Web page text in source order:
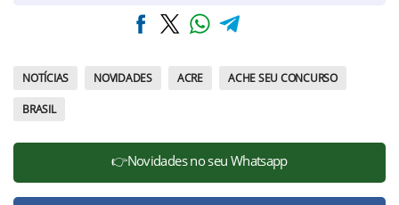
NOTÍCIAS NOVIDADES ACRE ACHE SEU CONCURSO
BRASIL
👉Novidades no seu Whatsapp